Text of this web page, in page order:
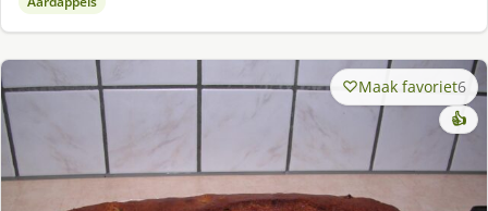
Maak favoriet6
👍